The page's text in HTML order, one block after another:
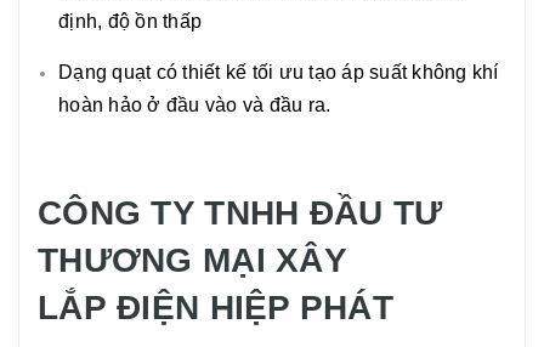
định, độ ồn thấp
Dạng quạt có thiết kế tối ưu tạo áp suất không khí
hoàn hảo ở đầu vào và đầu ra.
CÔNG TY TNHH ĐẦU TƯ
THƯƠNG MẠI XÂY
LẮP ĐIỆN HIỆP PHÁT